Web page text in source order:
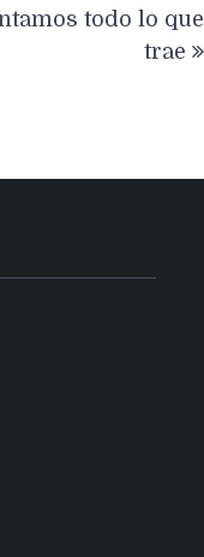
todo lo que
trae